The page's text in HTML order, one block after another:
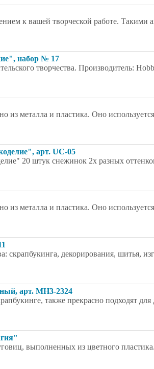
к вашей творческой работе. Такими
набор № 17
творчества. Производитель:
металла и пластика. Оно
арт. UC-05
20 штук снежинок 2х разных
металла и пластика. Оно
декорирования, шитья,
арт. MH3-2324
также прекрасно подходят для
выполненных из цветного